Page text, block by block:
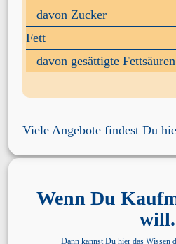
davon Zucker
Fett
davon gesättigte Fettsäuren
Viele Angebote findest Du
Wenn Du
will.
Dann kannst Du hier das Wissen